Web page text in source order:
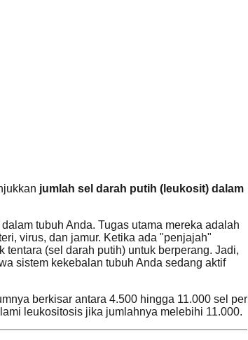
jumlah sel darah putih (leukosit) dalam
tubuh Anda. Tugas utama mereka adalah
virus, dan jamur. Ketika ada "penjajah"
(sel darah putih) untuk berperang. Jadi,
sistem kekebalan tubuh Anda sedang aktif
berkisar antara 4.500 hingga 11.000 sel per
leukositosis jika jumlahnya melebihi 11.000.